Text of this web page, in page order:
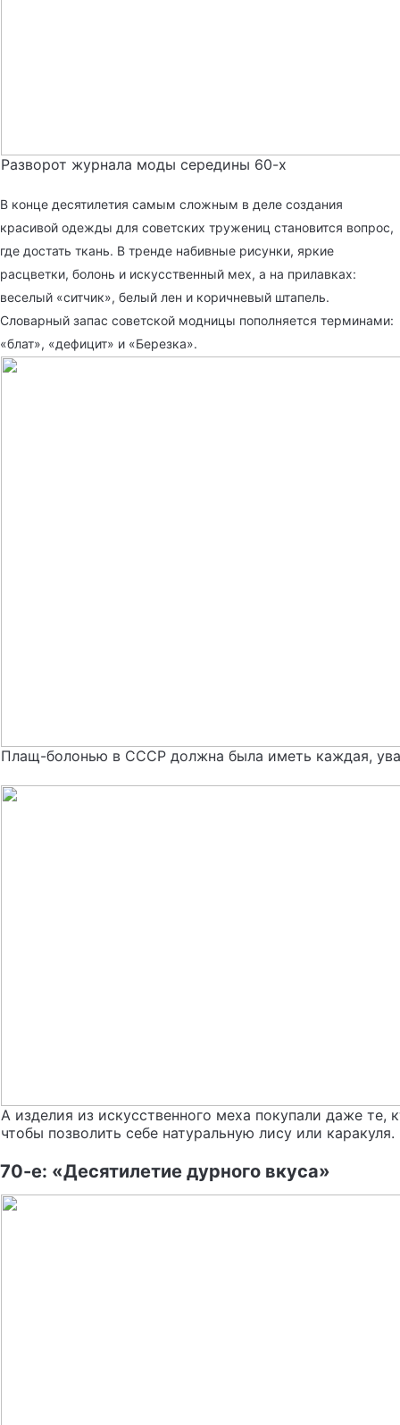
Разворот журнала моды середины 60-х
В конце десятилетия самым сложным в деле создания
красивой одежды для советских тружениц становится вопрос,
где достать ткань. В тренде набивные рисунки, яркие
расцветки, болонь и искусственный мех, а на прилавках:
веселый «ситчик», белый лен и коричневый штапель.
Словарный запас советской модницы пополняется терминами:
«блат», «дефицит» и «Березка».
Плащ-болонью в СССР должна была иметь каждая,
А изделия из искусственного меха покупали даже те,
чтобы позволить себе натуральную лису или каракуля.
70-е: «Десятилетие дурного вкуса»